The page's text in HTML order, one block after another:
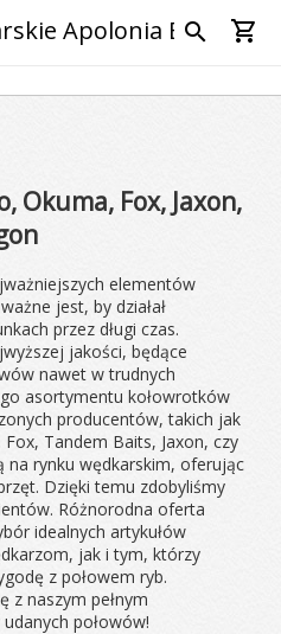
Apolonia Bytom
search shopping_cart
Okuma, Fox, Jaxon,
elementów
jest, by działał
przez długi czas.
jakości, będące
nawet w trudnych
asortymentu kołowrotków
producentów, takich jak
Tandem Baits, Jaxon, czy
na rynku wędkarskim, oferując
Dzięki temu zdobyliśmy
Różnorodna oferta
idealnych artykułów
jak i tym, którzy
z połowem ryb.
z naszym pełnym
połowów!